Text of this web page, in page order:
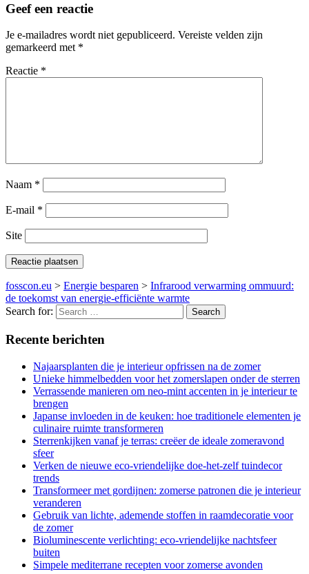
Geef een reactie
Je e-mailadres wordt niet gepubliceerd. Vereiste velden zijn
gemarkeerd met *
Reactie *
Naam *
E-mail *
Site
fosscon.eu > Energie besparen > Infrarood verwarming ommuurd:
de toekomst van energie-efficiënte warmte
Search for:
Recente berichten
Najaarsplanten die je interieur opfrissen na de zomer
Unieke himmelbedden voor het zomerslapen onder de sterren
Verrassende manieren om neo-mint accenten in je interieur te
brengen
Japanse invloeden in de keuken: hoe traditionele elementen je
culinaire ruimte transformeren
Sterrenkijken vanaf je terras: creëer de ideale zomeravond
sfeer
Verken de nieuwe eco-vriendelijke doe-het-zelf tuindecor
trends
Transformeer met gordijnen: zomerse patronen die je interieur
veranderen
Gebruik van lichte, ademende stoffen in raamdecoratie voor
de zomer
Bioluminescente verlichting: eco-vriendelijke nachtsfeer
buiten
Simpele mediterrane recepten voor zomerse avonden